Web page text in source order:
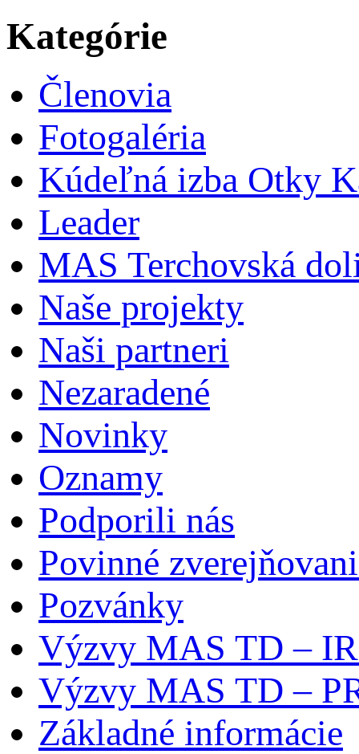
Kategórie
Členovia
Fotogaléria
Kúdeľná izba Otky
Leader
MAS Terchovská
Naše projekty
Naši partneri
Nezaradené
Novinky
Oznamy
Podporili nás
Povinné
Pozvánky
Výzvy MAS TD –
Výzvy MAS TD –
Základné informácie